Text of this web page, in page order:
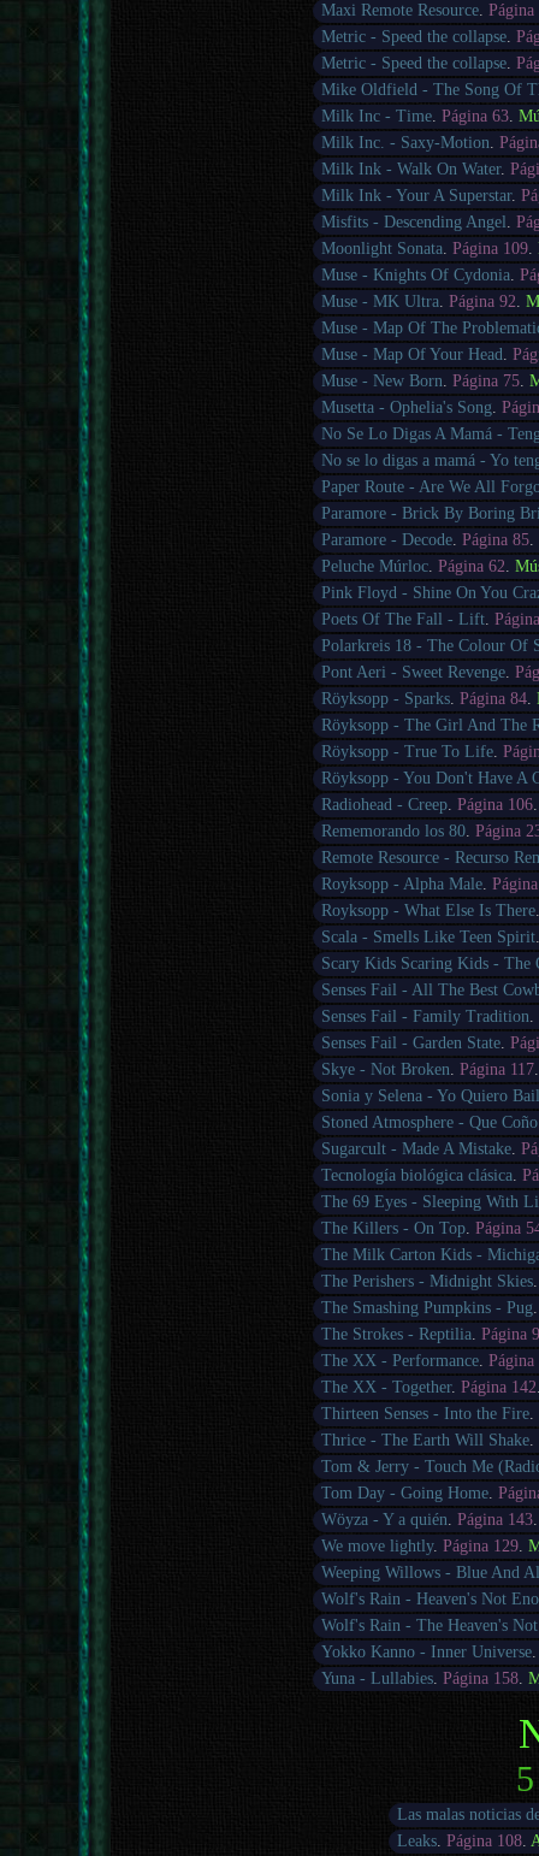
Maxi Remote Resource.Página
Metric - Speed the collapse.
Metric - Speed the collapse.
Mike Oldfield - The Song Of
Milk Inc - Time.Página 63.
Milk Inc. - Saxy-Motion.
Milk Ink - Walk On Water.
Milk Ink - Your A Superstar.
Misfits - Descending Angel .
Moonlight Sonata.Página 109.
Muse - Knights Of Cydonia.
Muse - MK Ultra.Página 92.
Muse - Map Of The
Muse - Map Of Your Head.
Muse - New Born.Página 75.
Musetta - Ophelia's Song.
No Se Lo Digas A Mamá -
No se lo digas a mamá - Yo
Paper Route - Are We All
Paramore - Brick By Boring
Paramore - Decode.Página 85.
Peluche Múrloc.Página 62.
Pink Floyd - Shine On You
Poets Of The Fall - Lift.
Polarkreis 18 - The Colour Of
Pont Aeri - Sweet Revenge.
Röyksopp - Sparks.Página 84.
Röyksopp - The Girl And The
Röyksopp - True To Life.
Röyksopp - You Don't Have A
Radiohead - Creep.Página 106
Rememorando los 80.Página
Remote Resource - Recurso
Royksopp - Alpha Male.
Royksopp - What Else Is There
Scala - Smells Like Teen Spirit
Scary Kids Scaring Kids - The
Senses Fail - All The Best
Senses Fail - Family Tradition.
Senses Fail - Garden State.
Skye - Not Broken.Página 117
Sonia y Selena - Yo Quiero
Stoned Atmosphere - Que
Sugarcult - Made A Mistake.
Tecnología biológica clásica.
The 69 Eyes - Sleeping With
The Killers - On Top.Página
The Milk Carton Kids -
The Perishers - Midnight Skies
The Smashing Pumpkins - Pug
The Strokes - Reptilia.Página
The XX - Performance.Página
The XX - Together.Página 142
Thirteen Senses - Into the Fire.
Thrice - The Earth Will Shake.
Tom & Jerry - Touch Me
Tom Day - Going Home.
Wöyza - Y a quién.Página 143
We move lightly.Página 129.
Weeping Willows - Blue And
Wolf's Rain - Heaven's Not
Wolf's Rain - The Heaven's
Yokko Kanno - Inner Universe
Yuna - Lullabies.Página 158.
Las malas noticias
Leaks .Página 108